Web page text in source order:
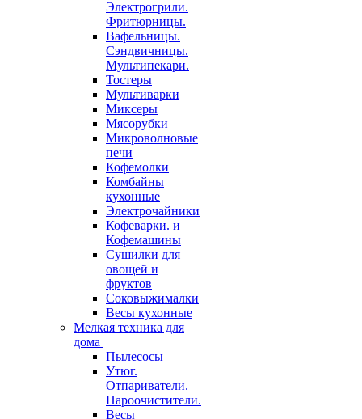
Электрогрили.
Фритюрницы.
Вафельницы.
Сэндвичницы.
Мультипекари.
Тостеры
Мультиварки
Миксеры
Мясорубки
Микроволновые
печи
Кофемолки
Комбайны
кухонные
Электрочайники
Кофеварки. и
Кофемашины
Сушилки для
овощей и
фруктов
Соковыжималки
Весы кухонные
Мелкая техника для
дома
Пылесосы
Утюг.
Отпариватели.
Пароочистители.
Весы